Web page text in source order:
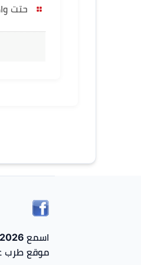
حتت
اسمع 2026
موقع طرب